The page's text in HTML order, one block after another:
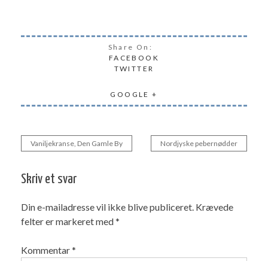
Share On:
FACEBOOK
TWITTER
GOOGLE +
Indlægsnavigation
Vaniljekranse, Den Gamle By Nordjyske pebernødder
Skriv et svar
Din e-mailadresse vil ikke blive publiceret. Krævede
felter er markeret med*
Kommentar*